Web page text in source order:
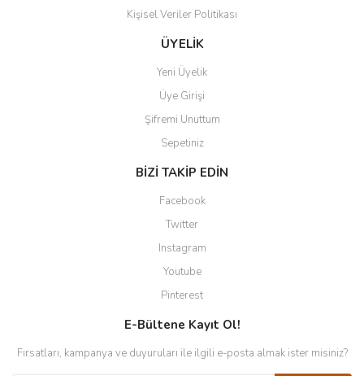
Kişisel Veriler Politikası
ÜYELİK
Yeni Üyelik
Üye Girişi
Şifremi Unuttum
Sepetiniz
BİZİ TAKİP EDİN
Facebook
Twitter
Instagram
Youtube
Pinterest
E-Bültene Kayıt Ol!
Fırsatları, kampanya ve duyuruları ile ilgili e-posta almak ister misiniz?